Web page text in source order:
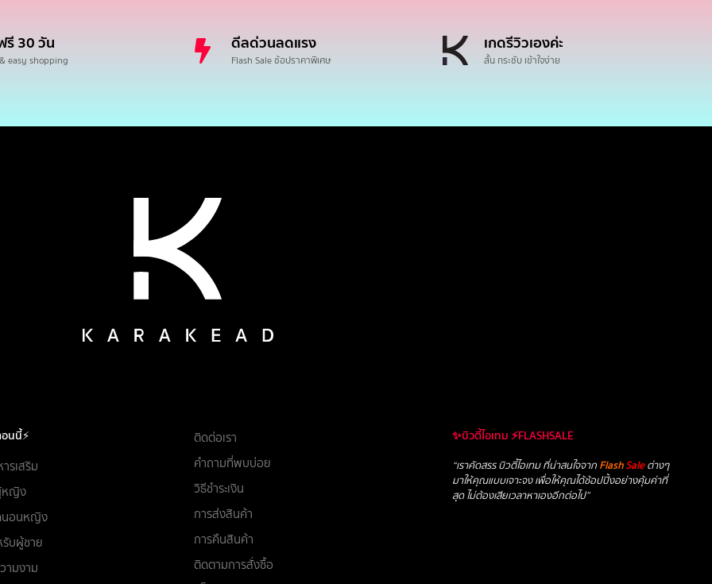
30 วัน
easy shopping
ดีลด่วนลดแรง
Flash Sale ช้อปราคาพิเศษ
เกดรีวิวเองค่ะ
สั้น กระชับ เข้าใจง่าย
นนี้⚡
รเสริม
หญิง
นอนหญิง
บผู้ชาย
มงาม
ติดต่อเรา
คำถามที่พบบ่อย
วิธีชำระเงิน
การส่งสินค้า
การคืนสินค้า
ติดตามการสั่งซื้อ
✨บิวตี้ไอเทม ⚡FLASHSALE
“เราคัดสรร บิวตี้ไอเทม ที่น่าสนใจจาก FlashSaleต่างๆ
มาให้คุณแบบเจาะจง เพื่อให้คุณได้ช้อปปิ้งอย่างคุ้มค่าที่
สุด ไม่ต้องเสียเวลาหาเองอีกต่อไป”